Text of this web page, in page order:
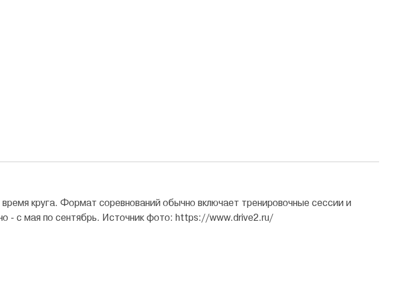
круга. Формат соревнований обычно включает тренировочные сессии и
- с мая по сентябрь. Источник фото: https://www.drive2.ru/